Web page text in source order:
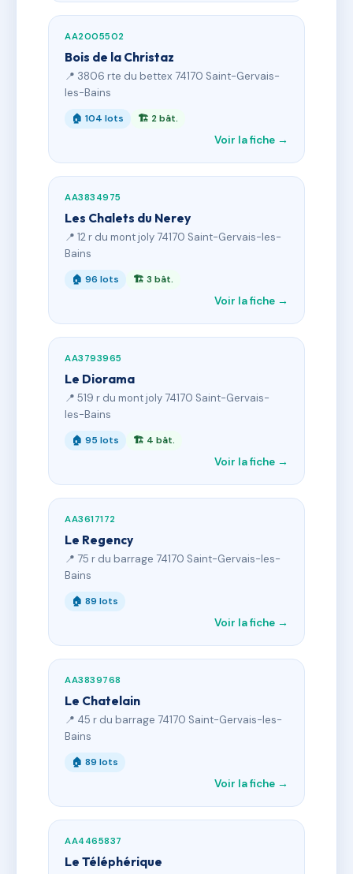
AA2005502
Bois de la Christaz
📍 3806 rte du bettex 74170 Saint-Gervais-
les-Bains
🏠 104 lots 🏗 2 bât.
Voir la fiche →
AA3834975
Les Chalets du Nerey
📍 12 r du mont joly 74170 Saint-Gervais-les-
Bains
🏠 96 lots 🏗 3 bât.
Voir la fiche →
AA3793965
Le Diorama
📍 519 r du mont joly 74170 Saint-Gervais-
les-Bains
🏠 95 lots 🏗 4 bât.
Voir la fiche →
AA3617172
Le Regency
📍 75 r du barrage 74170 Saint-Gervais-les-
Bains
🏠 89 lots
Voir la fiche →
AA3839768
Le Chatelain
📍 45 r du barrage 74170 Saint-Gervais-les-
Bains
🏠 89 lots
Voir la fiche →
AA4465837
Le Téléphérique